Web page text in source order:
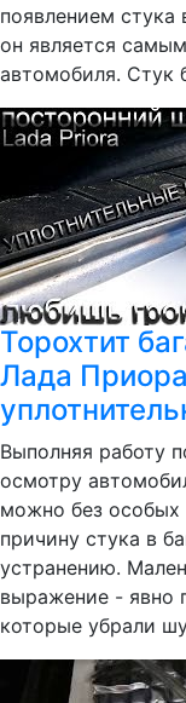
появлением стука
он является
автомобиля. Стук
Торохтит
Лада Приора
Выполняя работу
осмотру
можно без особых
причину стука в
устранению.
выражение - явно
которые убрали